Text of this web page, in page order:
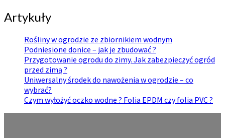
Artykuły
Rośliny w ogrodzie ze zbiornikiem wodnym
Podniesione donice – jak je zbudować ?
Przygotowanie ogrodu do zimy. Jak zabezpieczyć ogród
przed zimą ?
Uniwersalny środek do nawożenia w ogrodzie – co
wybrać?
Czym wyłożyć oczko wodne ? Folia EPDM czy folia PVC ?